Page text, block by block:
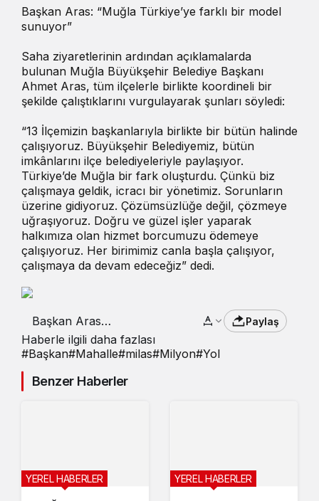
Başkan Aras: “Muğla Türkiye’ye farklı bir model
sunuyor”
Saha ziyaretlerinin ardından açıklamalarda
bulunan Muğla Büyükşehir Belediye Başkanı
Ahmet Aras, tüm ilçelerle birlikte koordineli bir
şekilde çalıştıklarını vurgulayarak şunları söyledi:
“13 İlçemizin başkanlarıyla birlikte bir bütün halinde
çalışıyoruz. Büyükşehir Belediyemiz, bütün
imkânlarını ilçe belediyeleriyle paylaşıyor.
Türkiye’de Muğla bir fark oluşturdu. Çünkü biz
çalışmaya geldik, icracı bir yönetimiz. Sorunların
üzerine gidiyoruz. Çözümsüzlüğe değil, çözmeye
uğraşıyoruz. Doğru ve güzel işler yaparak
halkımıza olan hizmet borcumuzu ödemeye
çalışıyoruz. Her birimimiz canla başla çalışıyor,
çalışmaya da devam edeceğiz” dedi.
Başkan Aras
Milas’taki yol
çalışmalarını inceledi
Paylaş
Haberle ilgili daha fazlası
#Başkan#Mahalle#milas#Milyon#Yol
Benzer Haberler
YEREL HABERLER YEREL HABERLER